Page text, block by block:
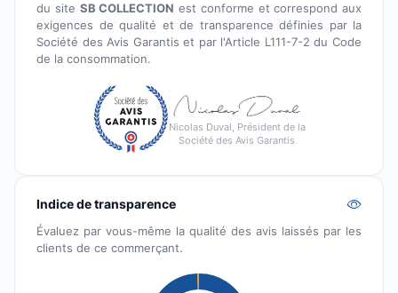
du site SB COLLECTION est conforme et correspond aux
exigences de qualité et de transparence définies par la
Société des Avis Garantis et par l'Article L111-7-2 du Code
de la consommation.
Nicolas Duval, Président de la
Société des Avis Garantis
Indice de transparence
Évaluez par vous-même la qualité des avis laissés par les
clients de ce commerçant.